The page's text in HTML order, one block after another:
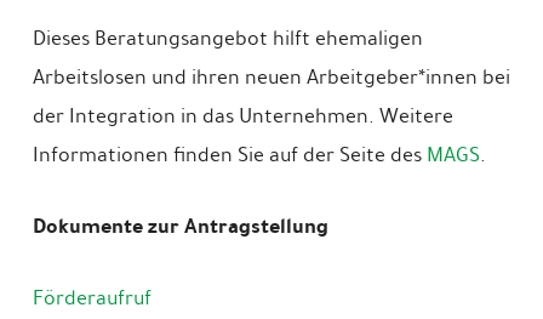
Dieses Beratungsangebot hilft ehemaligen
Arbeitslosen und ihren neuen Arbeitgeber*innen bei
der Integration in das Unternehmen. Weitere
Informationen finden Sie auf der Seite des MAGS.
Dokumente zur Antragstellung
Förderaufruf